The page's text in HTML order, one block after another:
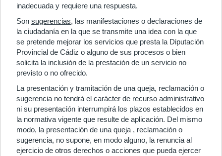
inadecuada y requiere una respuesta.
Son sugerencias, las manifestaciones o declaraciones de
la ciudadanía en la que se transmite una idea con la que
se pretende mejorar los servicios que presta la Diputación
Provincial de Cádiz o alguno de sus procesos o bien
solicita la inclusión de la prestación de un servicio no
previsto o no ofrecido.
La presentación y tramitación de una queja, reclamación o
sugerencia no tendrá el carácter de recurso administrativo
ni su presentación interrumpirá los plazos establecidos en
la normativa vigente que resulte de aplicación. Del mismo
modo, la presentación de una queja , reclamación o
sugerencia, no supone, en modo alguno, la renuncia al
ejercicio de otros derechos o acciones que pueda ejercer